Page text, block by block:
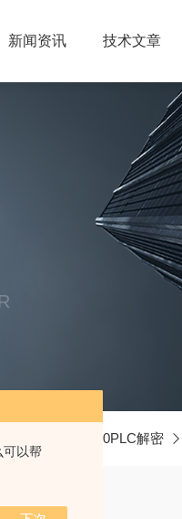
可以帮
新闻资讯 技术文章
西门子S7-1500PLC解密